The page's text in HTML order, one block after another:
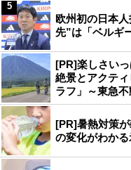
欧州初の日本
先”は「ベルギ
5
[PR]楽しさい
絶景とアクテ
ラフ」～東急
[PR]暑熱対策
の変化がわか